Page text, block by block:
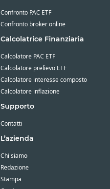
Confronto PAC ETF
Confronto broker online
Calcolatrice Finanziaria
Calcolatore PAC ETF
Calcolatore prelievo ETF
Calcolatore interesse composto
Calcolatore inflazione
Supporto
Contatti
L’azienda
Chi siamo
Redazione
Stampa